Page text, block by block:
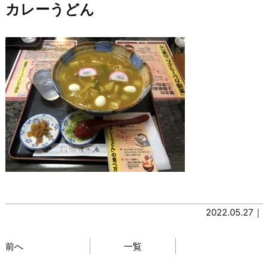
カレーうどん
2022.05.27｜
前へ 一覧